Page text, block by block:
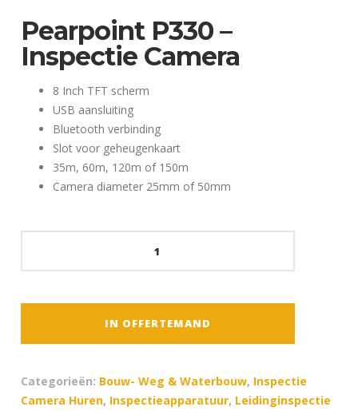
Pearpoint P330 –
Inspectie Camera
8 Inch TFT scherm
USB aansluiting
Bluetooth verbinding
Slot voor geheugenkaart
35m, 60m, 120m of 150m
Camera diameter 25mm of 50mm
IN OFFERTEMAND
Categorieën: Bouw- Weg & Waterbouw, Inspectie
Camera Huren, Inspectieapparatuur, Leidinginspectie